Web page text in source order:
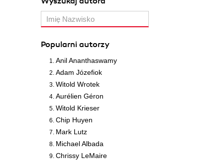
Popularni autorzy
Anil Ananthaswamy
Adam Józefiok
Witold Wrotek
Aurélien Géron
Witold Krieser
Chip Huyen
Mark Lutz
Michael Albada
Chrissy LeMaire